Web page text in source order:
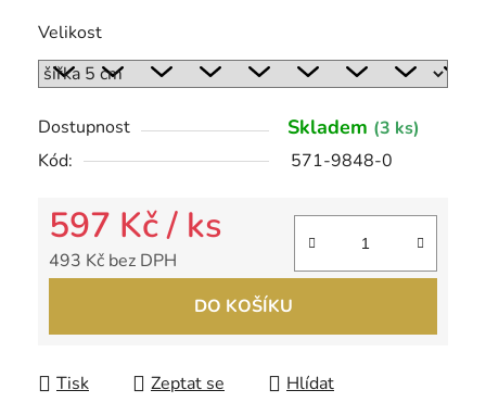
Velikost
Dostupnost Skladem (3 ks)
Kód:
571-9848-0
597 Kč/ ks
493 Kč bez DPH
DO KOŠÍKU
Tisk Zeptat se Hlídat